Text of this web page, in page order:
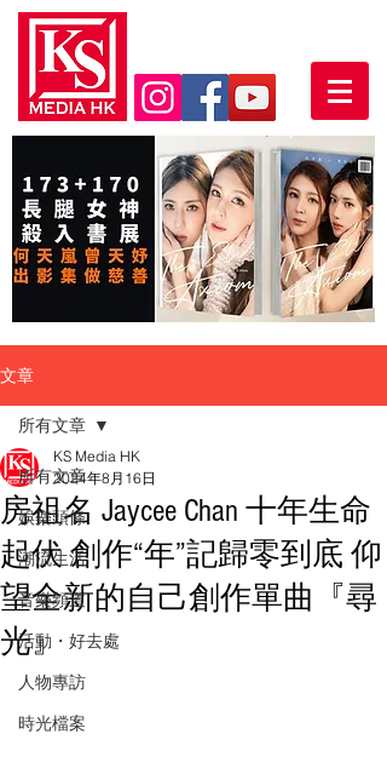
文章
所有文章
娛樂頭條
潮流生活
音樂頻道
活動・好去處
人物專訪
時光檔案
所有文章
房祖名 Jaycee Chan 十年生命
起伏 創作“年”記歸零到底 仰
望全新的自己創作單曲『尋
光』
KS Media HK
2024年8月16日